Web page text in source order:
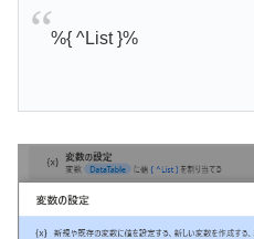
%{ ^List }%